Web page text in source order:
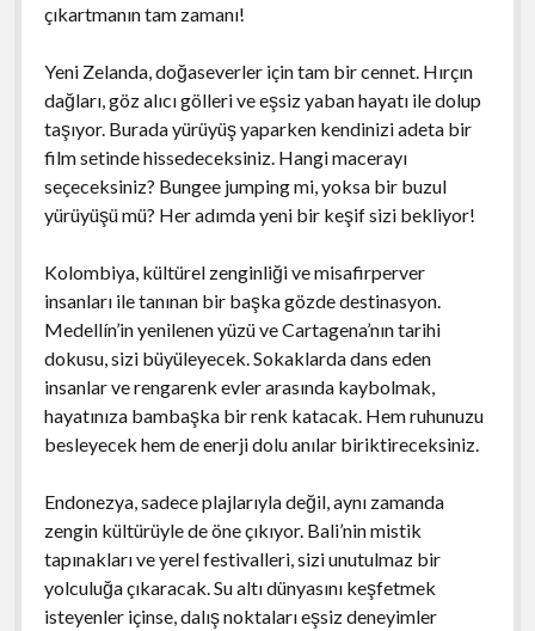
çıkartmanın tam zamanı!
Yeni Zelanda, doğaseverler için tam bir cennet. Hırçın
dağları, göz alıcı gölleri ve eşsiz yaban hayatı ile dolup
taşıyor. Burada yürüyüş yaparken kendinizi adeta bir
film setinde hissedeceksiniz. Hangi macerayı
seçeceksiniz? Bungee jumping mi, yoksa bir buzul
yürüyüşü mü? Her adımda yeni bir keşif sizi bekliyor!
Kolombiya, kültürel zenginliği ve misafirperver
insanları ile tanınan bir başka gözde destinasyon.
Medellín’in yenilenen yüzü ve Cartagena’nın tarihi
dokusu, sizi büyüleyecek. Sokaklarda dans eden
insanlar ve rengarenk evler arasında kaybolmak,
hayatınıza bambaşka bir renk katacak. Hem ruhunuzu
besleyecek hem de enerji dolu anılar biriktireceksiniz.
Endonezya, sadece plajlarıyla değil, aynı zamanda
zengin kültürüyle de öne çıkıyor. Bali’nin mistik
tapınakları ve yerel festivalleri, sizi unutulmaz bir
yolculuğa çıkaracak. Su altı dünyasını keşfetmek
isteyenler içinse, dalış noktaları eşsiz deneyimler